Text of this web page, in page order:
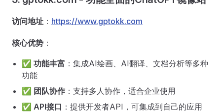
访问地址 ： https://www.gptokk.com
核心优势 ：
✅ 功能丰富 ：集成AI绘画、AI翻译、文档分析等多种
功能
✅ 团队协作 ：支持多人协作，适合企业使用
✅ API接口 ：提供开发者API，可集成到自己的应用